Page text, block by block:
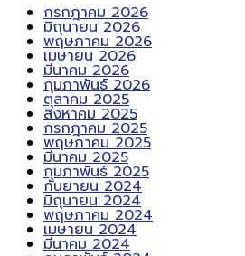
กรกฎาคม 2026
มิถุนายน 2026
พฤษภาคม 2026
เมษายน 2026
มีนาคม 2026
กุมภาพันธ์ 2026
ตุลาคม 2025
สิงหาคม 2025
กรกฎาคม 2025
พฤษภาคม 2025
มีนาคม 2025
กุมภาพันธ์ 2025
กันยายน 2024
มิถุนายน 2024
พฤษภาคม 2024
เมษายน 2024
มีนาคม 2024